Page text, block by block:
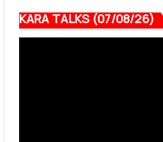
KARA TALKS (07/08/26)